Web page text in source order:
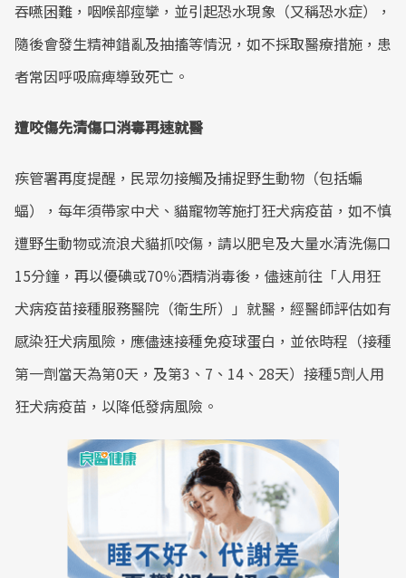
吞嚥困難，咽喉部痙攣，並引起恐水現象（又稱恐水症），
隨後會發生精神錯亂及抽搐等情況，如不採取醫療措施，患
者常因呼吸麻痺導致死亡。
遭咬傷先清傷口消毒再速就醫
疾管署再度提醒，民眾勿接觸及捕捉野生動物（包括蝙
蝠），每年須帶家中犬、貓寵物等施打狂犬病疫苗，如不慎
遭野生動物或流浪犬貓抓咬傷，請以肥皂及大量水清洗傷口
15分鐘，再以優碘或70％酒精消毒後，儘速前往「人用狂
犬病疫苗接種服務醫院（衛生所）」就醫，經醫師評估如有
感染狂犬病風險，應儘速接種免疫球蛋白，並依時程（接種
第一劑當天為第0天，及第3、7、14、28天）接種5劑人用
狂犬病疫苗，以降低發病風險。